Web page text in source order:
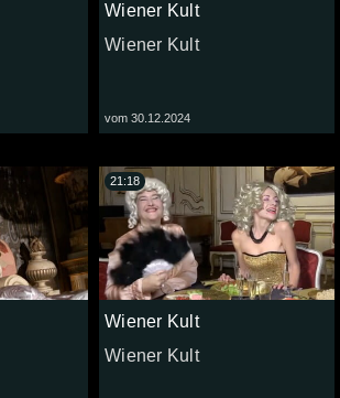
Wiener Kult
Wiener Kult
vom 30.12.2024
Wiener Kult
Wiener Kult
21:18